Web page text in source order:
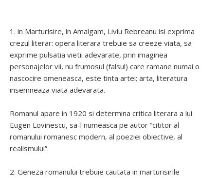
1. in Marturisire, in Amalgam, Liviu Rebreanu isi exprima
crezul literar: opera literara trebuie sa creeze viata, sa
exprime pulsatia vietii adevarate, prin imaginea
personajelor vii, nu frumosul (falsul) care ramane numai o
nascocire omeneasca, este tinta artei; arta, literatura
insemneaza viata adevarata.
Romanul apare in 1920 si determina critica literara a lui
Eugen Lovinescu, sa-l numeasca pe autor “cititor al
romanului romanesc modern, al poeziei obiective, al
realismului”.
2. Geneza romanului trebuie cautata in marturisirile